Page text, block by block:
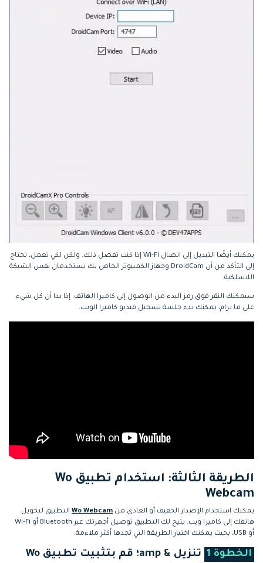
يمكنك أيضًا التبديل إلى اتصال Wi-Fi إذا كنت تفضل ذلك. ولكن لكي تعمل، تحتاج
إلى التأكد من أن DroidCam وجهاز الكمبيوتر الخاص بك يستخدمان نفس الشبكة
اللاسلكية.
سيمكنك النقر فوق رمز البدء من الوصول إلى كاميرا الهاتف. إذا بدا أن كل شيء
على ما يرام، يمكنك بدء جلسة تسجيل فيديو كاميرا الويب.
الطريقة الثالثة: استخدام تطبيق Wo
Webcam
يمكنك استخدام الإصدار الخفيف أو العادي من Wo Webcam التطبيق لتحويل
هاتفك إلى كاميرا ويب. يتيح لك التطبيق توصيل أجهزتك عبر Bluetooth أو Wi-Fi
أو USB، بحيث يمكنك اختيار الطريقة التي تجدها أكثر ملاءمة.
الخطوة 1 تنزيل & amp؛ قم بتثبيت تطبيق Wo